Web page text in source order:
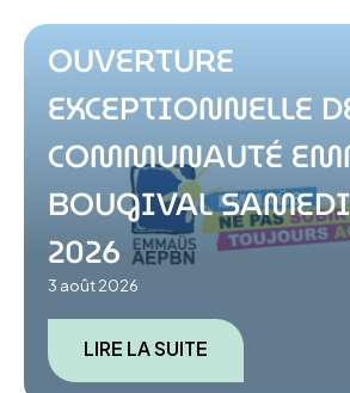
OUVERTURE
EXCEPTIONNELLE
COMMUNAUTÉ
BOUGIVAL
2026
3 août 2026
LIRE LA SUITE